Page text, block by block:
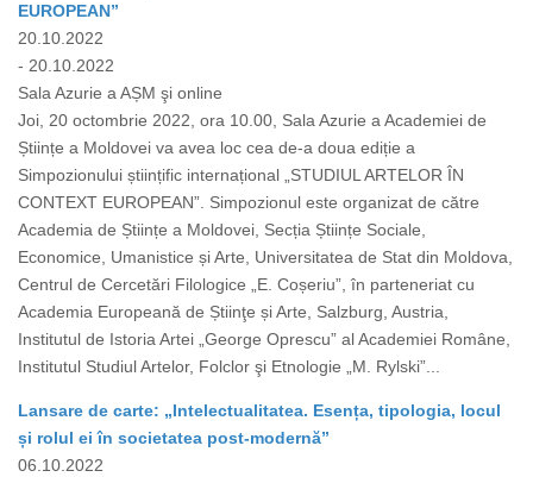
EUROPEAN”
20.10.2022
- 20.10.2022
Sala Azurie a AȘM şi online
Joi, 20 octombrie 2022, ora 10.00, Sala Azurie a Academiei de
Științe a Moldovei va avea loc cea de-a doua ediție a
Simpozionului științific internațional „STUDIUL ARTELOR ÎN
CONTEXT EUROPEAN”. Simpozionul este organizat de către
Academia de Științe a Moldovei, Secția Științe Sociale,
Economice, Umanistice și Arte, Universitatea de Stat din Moldova,
Centrul de Cercetări Filologice „E. Coșeriu”, în parteneriat cu
Academia Europeană de Știinţe și Arte, Salzburg, Austria,
Institutul de Istoria Artei „George Oprescu” al Academiei Române,
Institutul Studiul Artelor, Folclor şi Etnologie „M. Rylski”...
Lansare de carte: „Intelectualitatea. Esența, tipologia, locul
și rolul ei în societatea post-modernă”
06.10.2022